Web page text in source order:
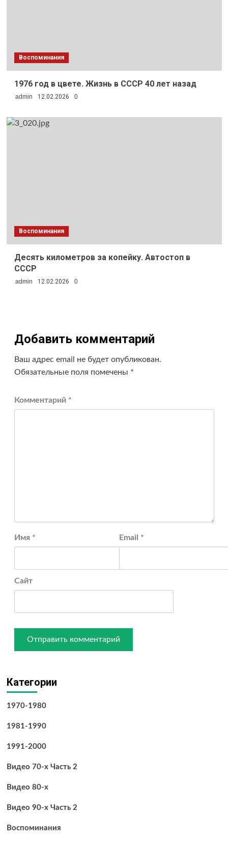
Воспоминания
1976 год в цвете. Жизнь в СССР 40 лет назад
admin 12.02.2026 0
Воспоминания
Десять километров за копейку. Автостоп в
СССР
admin 12.02.2026 0
Добавить комментарий
Ваш адрес email не будет опубликован.
Обязательные поля помечены *
Комментарий *
Имя * Email *
Сайт
Категории
1970-1980
1981-1990
1991-2000
Видео 70-х Часть 2
Видео 80-х
Видео 90-х Часть 2
Воспоминания